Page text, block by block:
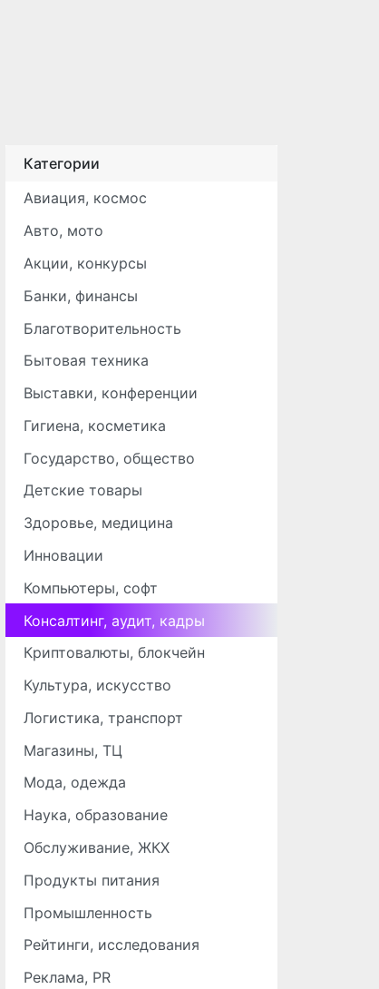
Категории
Авиация, космос
Авто, мото
Акции, конкурсы
Банки, финансы
Благотворительность
Бытовая техника
Выставки, конференции
Гигиена, косметика
Государство, общество
Детские товары
Здоровье, медицина
Инновации
Компьютеры, софт
Консалтинг, аудит, кадры
Криптовалюты, блокчейн
Культура, искусство
Логистика, транспорт
Магазины, ТЦ
Мода, одежда
Наука, образование
Обслуживание, ЖКХ
Продукты питания
Промышленность
Рейтинги, исследования
Реклама, PR